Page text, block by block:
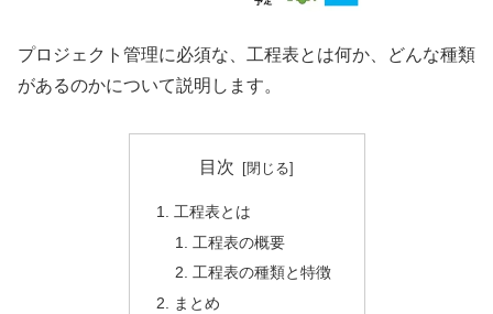
プロジェクト管理に必須な、工程表とは何か、どんな種類
があるのかについて説明します。
目次
工程表とは
工程表の概要
工程表の種類と特徴
まとめ